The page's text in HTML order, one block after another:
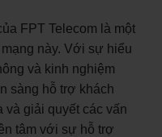
FPT Telecom là một
này. Với sự hiểu
và kinh nghiệm
sàng hỗ trợ khách
và giải quyết các vấn
tâm với sự hỗ trợ